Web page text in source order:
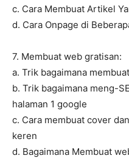
c. Cara Membuat Artikel
d. Cara Onpage di
7. Membuat web gratisan:
a. Trik bagaimana
b. Trik bagaimana meng-
halaman 1 google
c. Cara membuat cover
keren
d. Bagaimana Membuat